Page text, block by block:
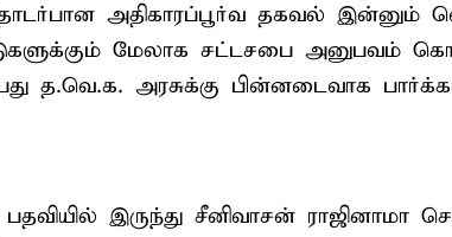
அதிகாரப்பூர்வ தகவல் இன்னும்
மேலாக சட்டசபை அனுபவம்
த.வெ.க. அரசுக்கு பின்னடைவாக
இருந்து சீனிவாசன் ராஜினாமா